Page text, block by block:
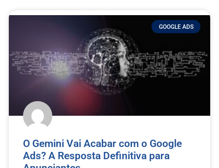
GOOGLE ADS
O Gemini Vai Acabar com o Google
Ads? A Resposta Definitiva para